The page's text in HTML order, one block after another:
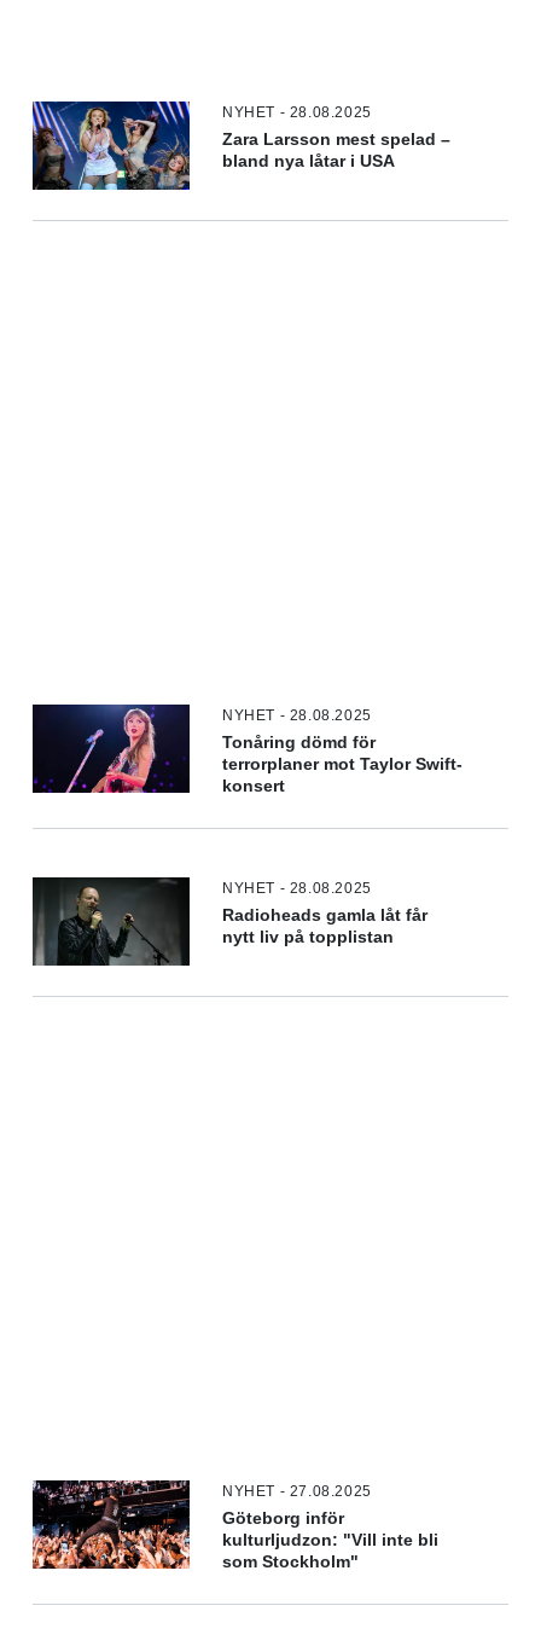
NYHET - 28.08.2025
Zara Larsson mest spelad –
bland nya låtar i USA
NYHET - 28.08.2025
Tonåring dömd för
terrorplaner mot Taylor Swift-
konsert
NYHET - 28.08.2025
Radioheads gamla låt får
nytt liv på topplistan
NYHET - 27.08.2025
Göteborg inför
kulturljudzon: "Vill inte bli
som Stockholm"